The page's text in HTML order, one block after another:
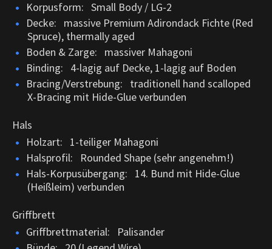
Korpusform: Small Body / LG-2
Decke: massive Premium Adirondack Fichte (Red
Spruce), thermally aged
Boden & Zarge: massiver Mahagoni
Binding: 4-lagig auf Decke, 1-lagig auf Boden
Bracing/Verstrebung: traditionell hand scalloped
X-Bracing mit Hide-Glue verbunden
Hals
Holzart: 1-teiliger Mahagoni
Halsprofil: Rounded Shape (sehr angenehm!)
Hals-Korpusübergang: 14. Bund mit Hide-Glue
(Heißleim) verbunden
Griffbrett
Griffbrettmaterial: Palisander